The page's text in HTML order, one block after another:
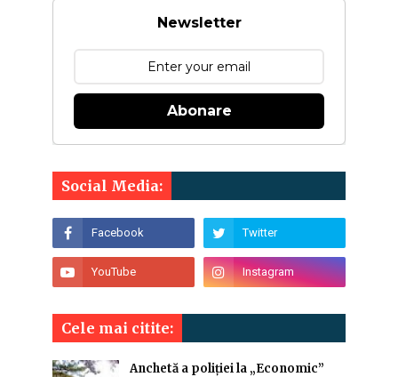
Newsletter
Abonare
Social Media:
Cele mai citite:
Anchetă a poliției la „Economic”